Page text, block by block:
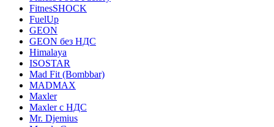
FitnesSHOCK
FuelUp
GEON
GEON без НДС
Himalaya
ISOSTAR
Mad Fit (Bombbar)
MADMAX
Maxler
Maxler с НДС
Mr. Djemius